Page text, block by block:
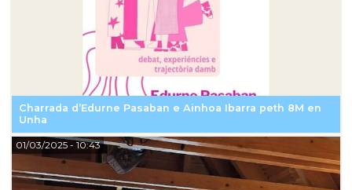
Charrada d’Edurne Pasaban e Ainhoa Ibarra peth 8M en
Unha
01/03/2025- 10:43